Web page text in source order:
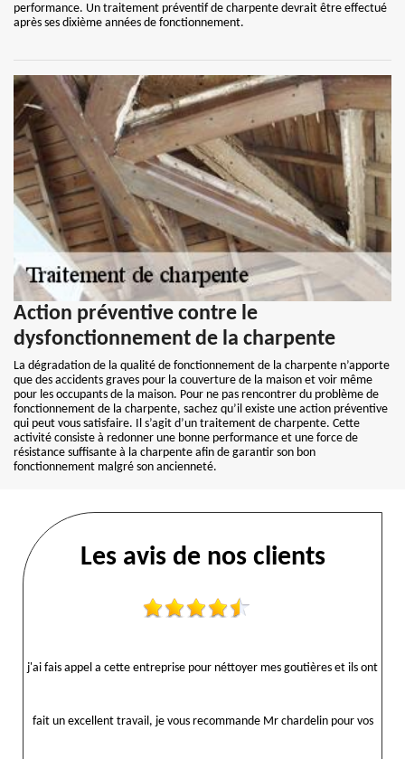
performance. Un traitement préventif de charpente devrait être effectué
après ses dixième années de fonctionnement.
Action préventive contre le
dysfonctionnement de la charpente
La dégradation de la qualité de fonctionnement de la charpente n’apporte
que des accidents graves pour la couverture de la maison et voir même
pour les occupants de la maison. Pour ne pas rencontrer du problème de
fonctionnement de la charpente, sachez qu’il existe une action préventive
qui peut vous satisfaire. Il s’agit d’un traitement de charpente. Cette
activité consiste à redonner une bonne performance et une force de
résistance suffisante à la charpente afin de garantir son bon
fonctionnement malgré son ancienneté.
Les avis de nos clients
j'ai fais appel a cette entreprise pour néttoyer mes goutières et ils ont
fait un excellent travail, je vous recommande Mr chardelin pour vos